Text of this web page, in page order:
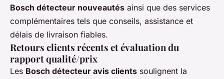
Bosch détecteur nouveautés ainsi que des services
complémentaires tels que conseils, assistance et
délais de livraison fiables.
Retours clients récents et évaluation du
rapport qualité/prix
Les Bosch détecteur avis clients soulignent la